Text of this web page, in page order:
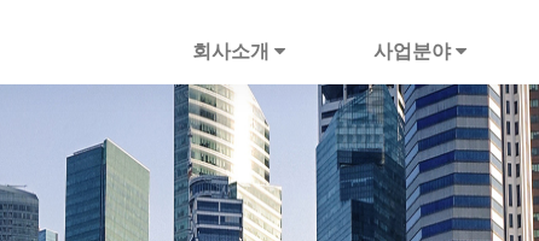
사업분야
회사소개